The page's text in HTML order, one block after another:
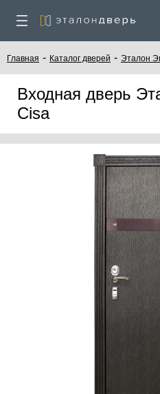
Главная - Каталог дверей - Эталон
Входная дверь
Cisa